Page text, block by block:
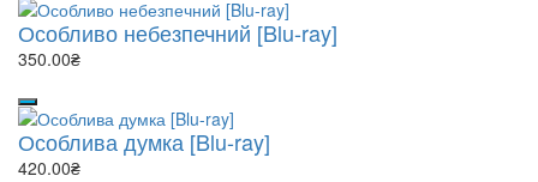
Особливо небезпечний [Blu-ray]
350.00₴
Особлива думка [Blu-ray]
420.00₴